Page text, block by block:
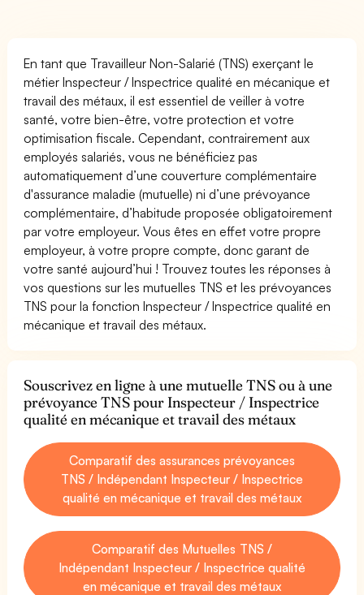
En tant que Travailleur Non-Salarié (TNS) exerçant le
métier Inspecteur / Inspectrice qualité en mécanique et
travail des métaux, il est essentiel de veiller à votre
santé, votre bien-être, votre protection et votre
optimisation fiscale. Cependant, contrairement aux
employés salariés, vous ne bénéficiez pas
automatiquement d’une couverture complémentaire
d'assurance maladie (mutuelle) ni d’une prévoyance
complémentaire, d’habitude proposée obligatoirement
par votre employeur. Vous êtes en effet votre propre
employeur, à votre propre compte, donc garant de
votre santé aujourd’hui ! Trouvez toutes les réponses à
vos questions sur les mutuelles TNS et les prévoyances
TNS pour la fonction Inspecteur / Inspectrice qualité en
mécanique et travail des métaux.
Souscrivez en ligne à une mutuelle TNS ou à une
prévoyance TNS pour Inspecteur / Inspectrice
qualité en mécanique et travail des métaux
Comparatif des assurances prévoyances
TNS / Indépendant Inspecteur / Inspectrice
qualité en mécanique et travail des métaux
Comparatif des Mutuelles TNS /
Indépendant Inspecteur / Inspectrice qualité
en mécanique et travail des métaux